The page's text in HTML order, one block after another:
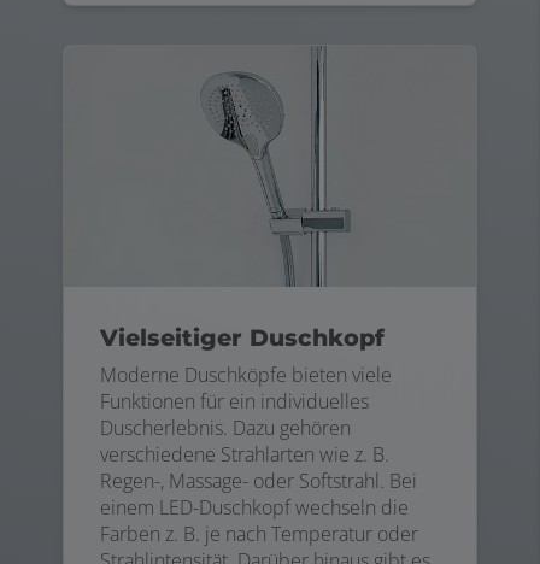
Vielseitiger Duschkopf
Moderne Duschköpfe bieten viele
Funktionen für ein individuelles
Duscherlebnis. Dazu gehören
verschiedene Strahlarten wie z. B.
Regen-, Massage- oder Softstrahl. Bei
einem LED-Duschkopf wechseln die
Farben z. B. je nach Temperatur oder